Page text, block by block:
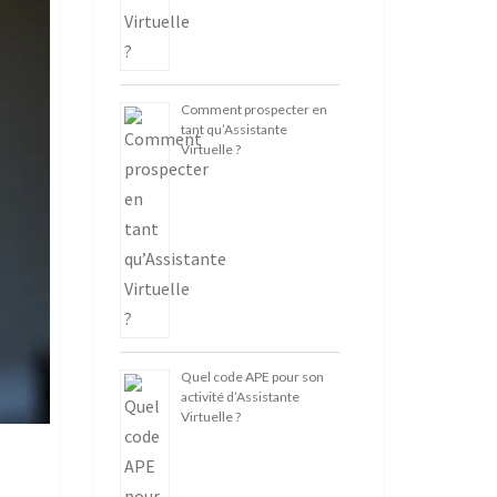
Comment prospecter en
tant qu’Assistante
Virtuelle ?
Quel code APE pour son
activité d’Assistante
Virtuelle ?